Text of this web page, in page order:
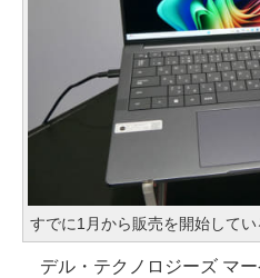
すでに1月から販売を開始して
デル・テクノロジーズ マ